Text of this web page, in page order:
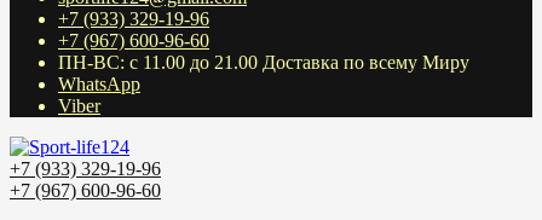
+7 (933) 329-19-96
+7 (967) 600-96-60
ПН-ВС: с 11.00 до 21.00 Доставка по всему Миру
WhatsApp
Viber
+7 (933) 329-19-96
+7 (967) 600-96-60